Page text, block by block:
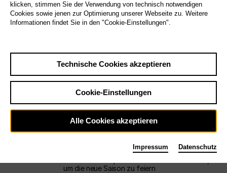
Sa29.8.
Großes Haus
12:00 Eröffnungswochenende
um die neue Saison zu feiern
klicken, stimmen Sie der Verwendung von technisch notwendigen
Cookies sowie jenen zur Optimierung unserer Webseite zu. Weitere
Informationen findet Sie in den "Cookie-Einstellungen".
Technische Cookies akzeptieren
Cookie-Einstellungen
Alle Cookies akzeptieren
Impressum Datenschutz